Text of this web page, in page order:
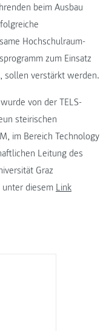
beim Ausbau
Hochschulraum-
zum Einsatz
sollen verstärkt werden.
wurde von der TELS-
steirischen
im Bereich Technology
Leitung des
Graz
diesem Link